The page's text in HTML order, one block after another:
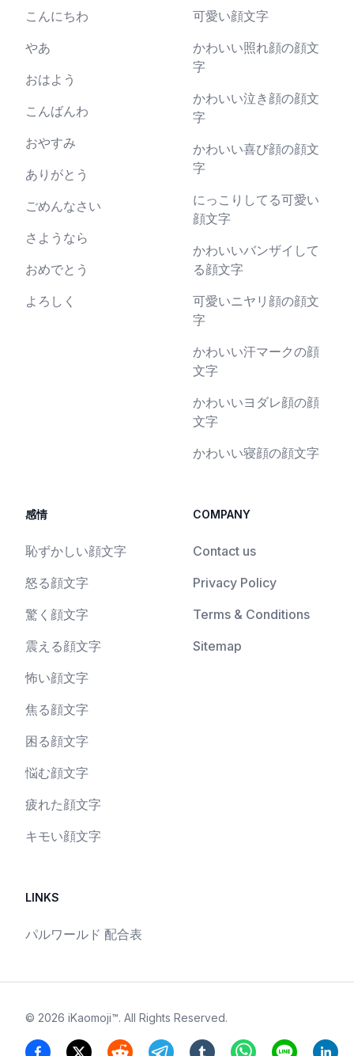
こんにちわ
やあ
おはよう
こんばんわ
おやすみ
ありがとう
ごめんなさい
さようなら
おめでとう
よろしく
可愛い顔文字
かわいい照れ顔の顔文
字
かわいい泣き顔の顔文
字
かわいい喜び顔の顔文
字
にっこりしてる可愛い
顔文字
かわいいバンザイして
る顔文字
可愛いニヤリ顔の顔文
字
かわいい汗マークの顔
文字
かわいいヨダレ顔の顔
文字
かわいい寝顔の顔文字
感情
恥ずかしい顔文字
怒る顔文字
驚く顔文字
震える顔文字
怖い顔文字
焦る顔文字
困る顔文字
悩む顔文字
疲れた顔文字
キモい顔文字
COMPANY
Contact us
Privacy Policy
Terms & Conditions
Sitemap
LINKS
パルワールド 配合表
© 2026 iKaomoji™. All Rights Reserved.